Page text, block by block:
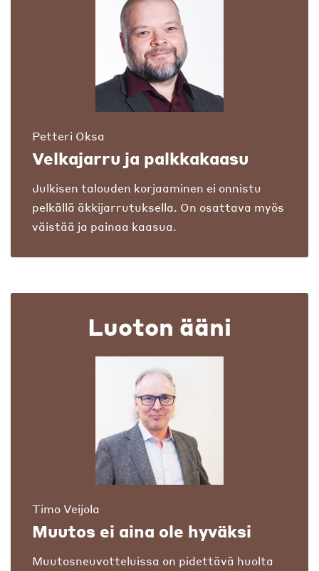
Petteri Oksa
Velkajarru ja palkkakaasu
Julkisen talouden korjaaminen ei onnistu
pelkällä äkkijarrutuksella. On osattava myös
väistää ja painaa kaasua.
Luoton ääni
Timo Veijola
Muutos ei aina ole hyväksi
Muutosneuvotteluissa on pidettävä huolta